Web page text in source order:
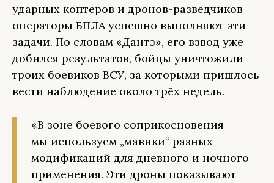
ударных коптеров и дронов-разведчиков
операторы БПЛА успешно выполняют эти
задачи. По словам «Дантэ», его взвод уже
добился результатов, бойцы уничтожили
троих боевиков ВСУ, за которыми пришлось
вести наблюдение около трёх недель.
«В зоне боевого соприкосновения
мы используем „мавики“ разных
модификаций для дневного и ночного
применения. Эти дроны показывают